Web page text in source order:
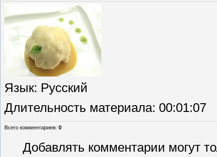
Язык: Русский
Длительность материала: 00:01:07
Всего комментариев: 0
Добавлять комментарии могут